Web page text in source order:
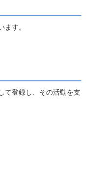
す。
て登録し、その活動を支